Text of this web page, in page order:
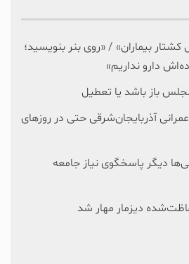
بیماران» / «روی بنر بنویسید؛
دارو نداریم»
باز باشد یا تعطیل
آذربایجان‌شرقی حتی در روزهای
دیگر پاسخگوی نیاز جامعه
دیزمار مهار شد